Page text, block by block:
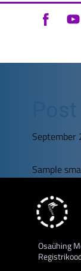
September
Sample
Osaühing